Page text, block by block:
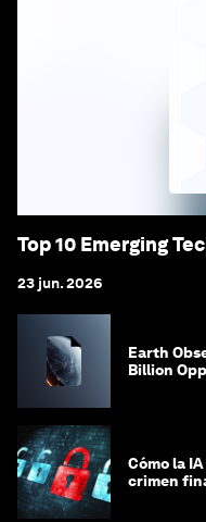
Top 10 Emerging
23 jun. 2026
Earth
Billion
Cómo la
crimen